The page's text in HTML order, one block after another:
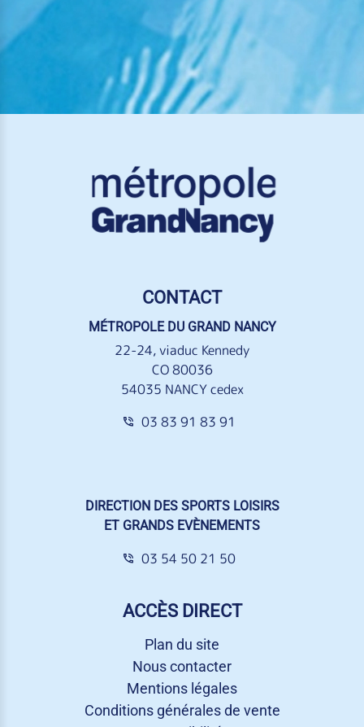
CONTACT
MÉTROPOLE DU GRAND NANCY
22-24, viaduc Kennedy
CO 80036
54035 NANCY cedex
03 83 91 83 91
DIRECTION DES SPORTS LOISIRS
ET GRANDS EVÈNEMENTS
03 54 50 21 50
ACCÈS DIRECT
Plan du site
Nous contacter
Mentions légales
Conditions générales de vente